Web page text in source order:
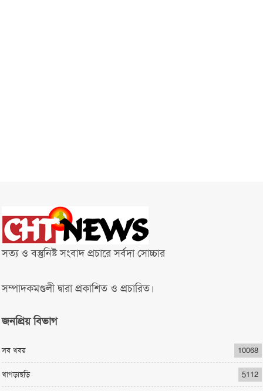
সত্য ও বস্তুনিষ্ট সংবাদ প্রচারে সর্বদা সোচ্চার
সম্পাদকমণ্ডলী দ্বারা প্রকাশিত ও প্রচারিত।
জনপ্রিয় বিভাগ
সব খবর 10068
খাগড়াছড়ি 5112